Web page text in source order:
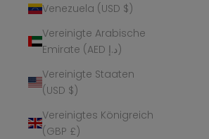
Venezuela (USD $)
Vereinigte Arabische
Emirate (AED د.إ)
Vereinigte Staaten
(USD $)
Vereinigtes Königreich
(GBP £)